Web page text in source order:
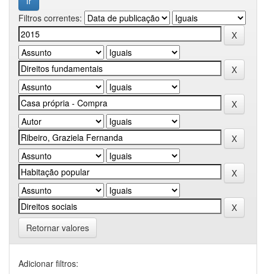
Filtros correntes:
Retornar valores
Adicionar filtros: